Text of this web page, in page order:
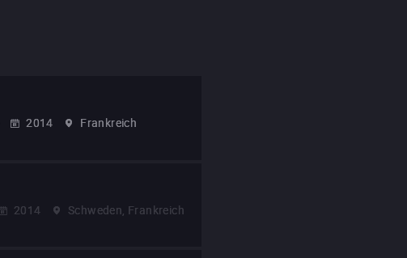
2014
Frankreich
2014
Schweden, Frankreich